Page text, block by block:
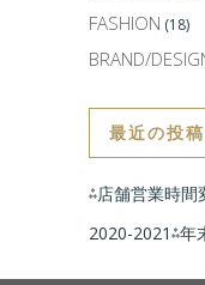
FASHION (18)
BRAND/
最近の投稿
⁂店舗営業時間
2020-2021⁂年